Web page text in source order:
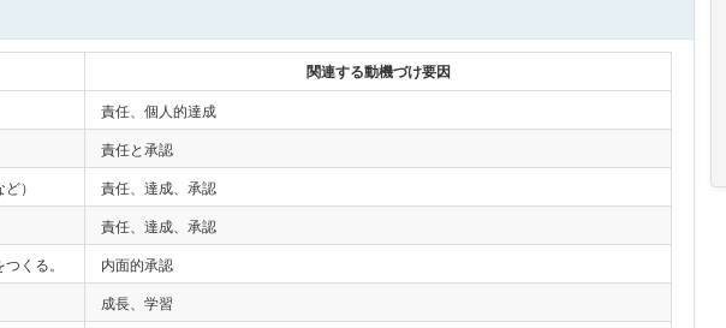
関連する動機づけ要因
責任、個人的達成
責任と承認
）
責任、達成、承認
責任、達成、承認
くる。
内面的承認
成長、学習